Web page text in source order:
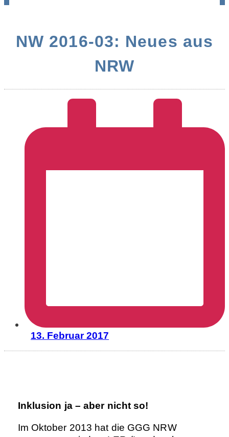
NW 2016-03: Neues aus
NRW
13. Februar 2017
Inklusion ja – aber nicht so!
Im Oktober 2013 hat die GGG NRW